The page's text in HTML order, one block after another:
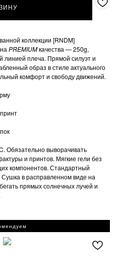
коллекции [RNDM]
PREMIUMкачества — 250g,
линией плеча. Прямой силуэт и
образ в стиле актуального
комфорт и свободу движений.
Обязательно выворачивать
и принтов. Мягкие гели без
компонентов. Стандартный
в расправленном виде на
прямых солнечных лучей и